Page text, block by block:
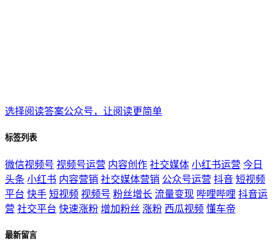
选择阅读答案公众号，让阅读更简单
标签列表
微信视频号 视频号运营 内容创作 社交媒体 小红书运营 今日
头条 小红书 内容营销 社交媒体营销 公众号运营 抖音 短视频
平台 快手 短视频 视频号 粉丝增长 流量变现 哔哩哔哩 抖音运
营 社交平台 快速涨粉 增加粉丝 涨粉 西瓜视频 懂车帝
最新留言